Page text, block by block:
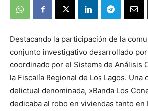
Destacando la participación de la
conjunto investigativo desarrollado
coordinado por el Sistema de Análisis
la Fiscalía Regional de Los Lagos. Una
delictual denominada, »Banda Los
dedicaba al robo en viviendas tanto en